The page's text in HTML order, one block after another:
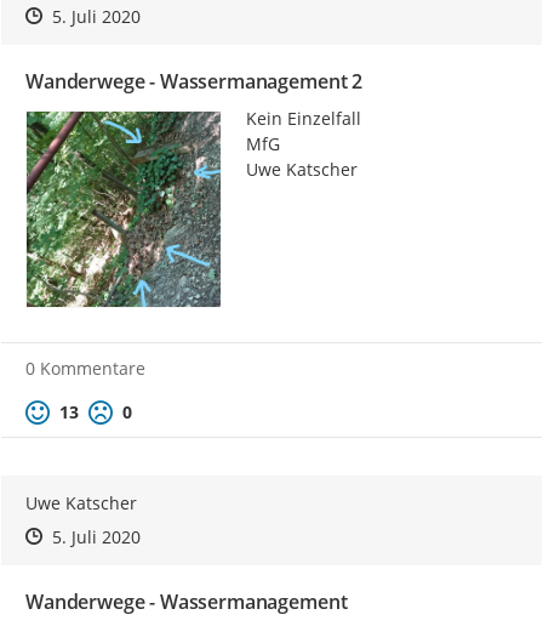
Zeitpunkt des Erstellens
Zeitpunkt des Erstellens
5. Juli 2020Zur Äußerung
Wanderwege - Wassermanagement 2
Kein Einzelfall
MfG
Uwe Katscher
0 Kommentare
Positive Bewertung
13 Negative Bewertung
0
Uwe Katscher
Zeitpunkt des Erstellens
Zeitpunkt des Erstellens
5. Juli 2020Zur Äußerung
Wanderwege - Wassermanagement